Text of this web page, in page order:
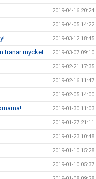
2019-04-16 20:24
2019-04-05 14:22
2019-03-12 18:45
tränar mycket 2019-03-07 09:10
2019-02-21 17:35
2019-02-16 11:47
2019-02-05 14:00
2019-01-30 11:03
2019-01-27 21:11
2019-01-23 10:48
2019-01-10 15:28
2019-01-10 05:37